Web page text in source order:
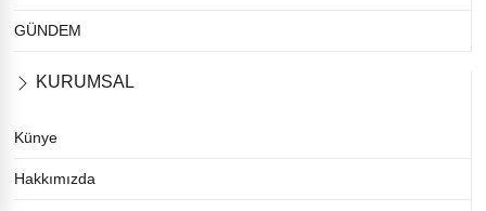
GÜNDEM
KURUMSAL
Künye
Hakkımızda